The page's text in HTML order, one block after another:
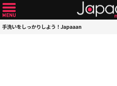
手洗いをしっかりしよう！Japaaan